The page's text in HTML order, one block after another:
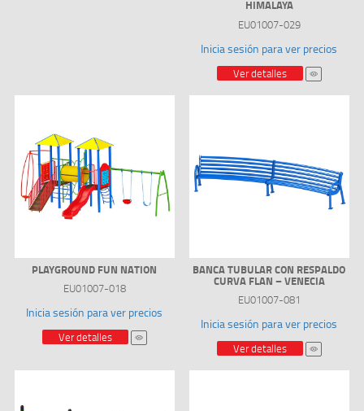
HIMALAYA
EU01007-029
Inicia sesión para ver precios
Ver detalles
PLAYGROUND FUN NATION
EU01007-018
Inicia sesión para ver precios
Ver detalles
BANCA TUBULAR CON RESPALDO
CURVA FLAN – VENECIA
EU01007-081
Inicia sesión para ver precios
Ver detalles